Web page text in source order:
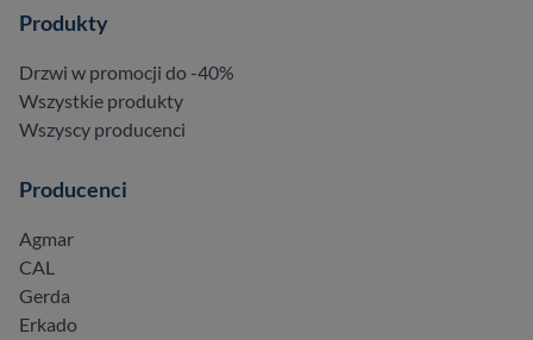
Produkty
Drzwi w promocji do -40%
Wszystkie produkty
Wszyscy producenci
Producenci
Agmar
CAL
Gerda
Erkado